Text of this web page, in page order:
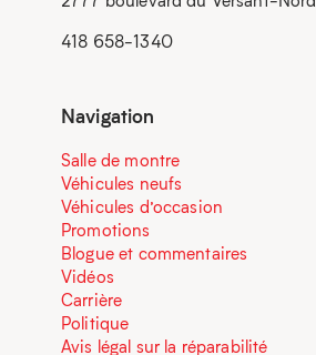
418 658-1340
Navigation
Salle de montre
Véhicules neufs
Véhicules d’occasion
Promotions
Blogue et commentaires
Vidéos
Carrière
Politique
Avis légal sur la réparabilité